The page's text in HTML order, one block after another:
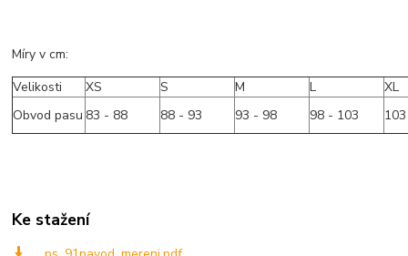
Míry v cm:
Velikosti
XS S M L
XL
Obvod pasu 83 - 88 88 - 93 93 - 98 98 - 103
Ke stažení